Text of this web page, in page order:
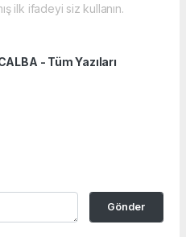
ilk ifadeyi siz kullanın.
- Tüm Yazıları
Gönder